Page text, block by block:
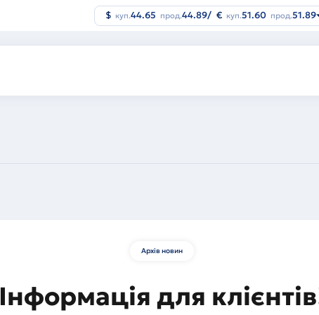
$ куп.44.65 прод.44.89/ € куп.51.60 прод.51.89
Архів новин
Інформація для